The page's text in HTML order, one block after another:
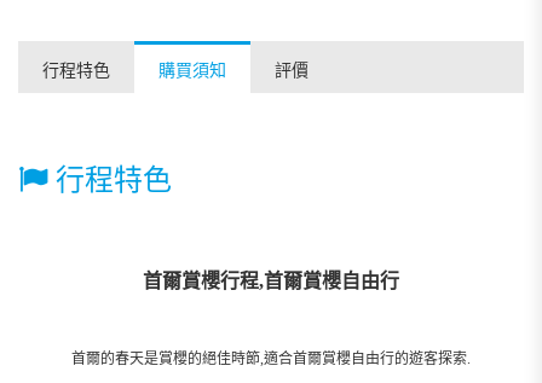
行程特色 購買須知 評價
行程特色
首爾賞櫻行程,首爾賞櫻自由行
首爾的春天是賞櫻的絕佳時節,適合首爾賞櫻自由行的遊客探索.